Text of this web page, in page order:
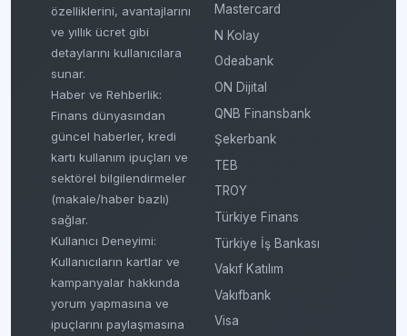
özelliklerini, avantajlarını
ve yıllık ücret gibi
detaylarını kullanıcılara
sunar.
Haber ve Rehberlik:
Finans dünyasından
güncel haberler, kredi
kartı kullanım ipuçları ve
sektörel bilgilendirmeler
(makale/haber bazlı)
sağlar.
Kullanıcı Deneyimi:
Kullanıcıların kartlar ve
kampanyalar hakkında
yorum yapmasına ve
ipuçlarını paylaşmasına
Mastercard
N Kolay
Odeabank
ON Dijital
QNB Finansbank
Şekerbank
TEB
TROY
Türkiye Finans
Türkiye İş Bankası
Vakıf Katılım
Vakıfbank
Visa